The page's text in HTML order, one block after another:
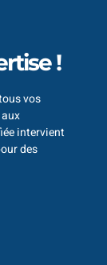
!
vos
intervient
des